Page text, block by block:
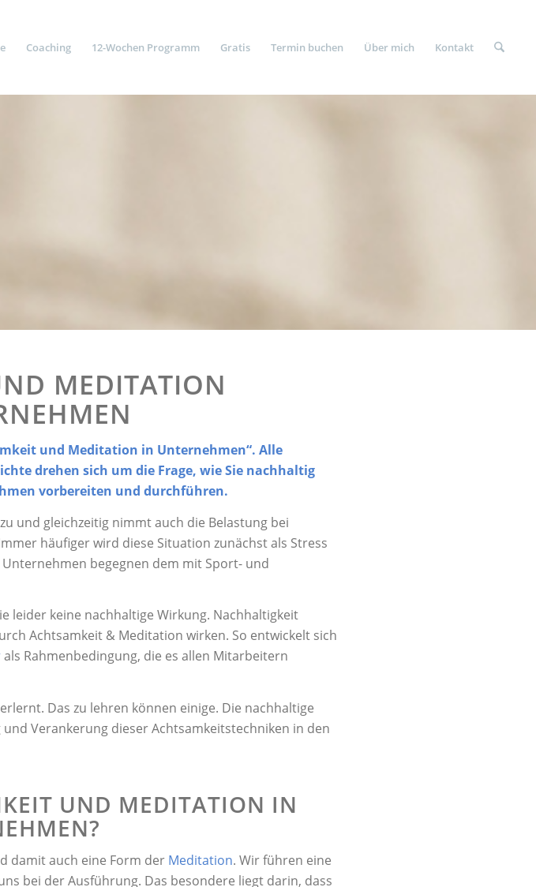
Coaching 12-Wochen Programm Gratis Termin buchen Über mich Kontakt
MEDITATION
und Meditation in Unternehmen“. Alle
drehen sich um die Frage, wie Sie nachhaltig
vorbereiten und durchführen.
und gleichzeitig nimmt auch die Belastung bei
häufiger wird diese Situation zunächst als Stress
begegnen dem mit Sport- und
leider keine nachhaltige Wirkung. Nachhaltigkeit
Achtsamkeit & Meditation wirken. So entwickelt sich
als Rahmenbedingung, die es allen Mitarbeitern
Das zu lehren können einige. Die nachhaltige
Verankerung dieser Achtsamkeitstechniken in den
UND MEDITATION IN
damit auch eine Form der Meditation. Wir führen eine
bei der Ausführung. Das besondere liegt darin, dass